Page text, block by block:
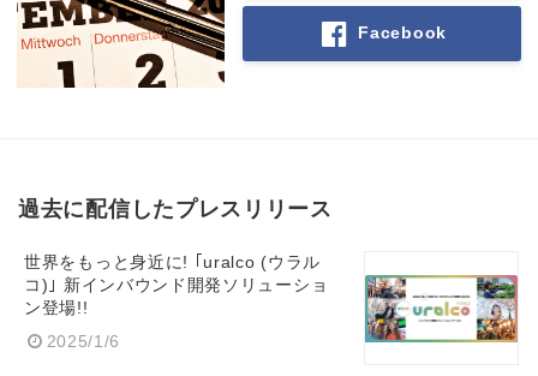
Facebook
過去に配信したプレスリリース
世界をもっと身近に! ｢uralco (ウラル
コ)｣ 新インバウンド開発ソリューショ
ン登場!!
2025/1/6